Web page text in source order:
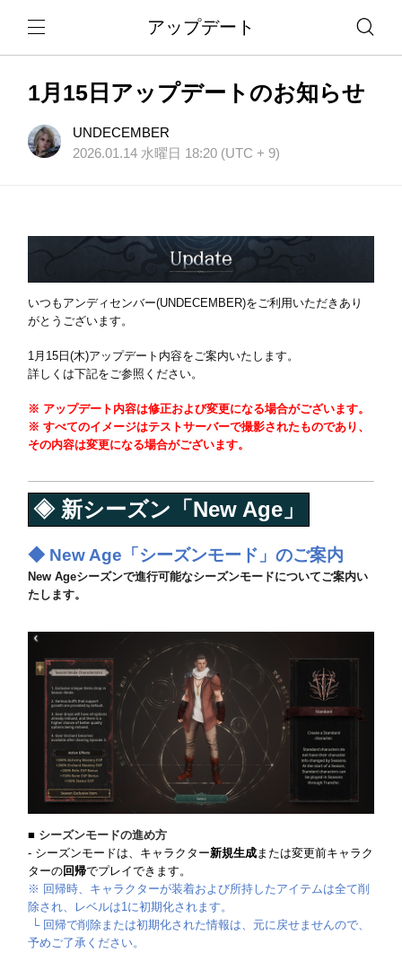
アップデート
1月15日アップデートのお知らせ
UNDECEMBER
2026.01.14 水曜日 18:20 (UTC + 9)
いつもアンディセンバー(UNDECEMBER)をご利用いただきあり
がとうございます。
1月15日(木)アップデート内容をご案内いたします。
詳しくは下記をご参照ください。
※ アップデート内容は修正および変更になる場合がございます。
※ すべてのイメージはテストサーバーで撮影されたものであり、
その内容は変更になる場合がございます。
◈ 新シーズン「New Age」
◆ New Age 「シーズンモード」のご案内
New Ageシーズンで進行可能なシーズンモードについてご案内い
たします。
■ シーズンモードの進め方
- シーズンモードは、キャラクター新規生成 または変更前キャラク
ターの回帰でプレイできます。
※ 回帰時、キャラクターが装着および所持したアイテムは全て削
除され、レベルは1に初期化されます。
└ 回帰で削除または初期化された情報は、元に戻せませんので、
予めご了承ください。